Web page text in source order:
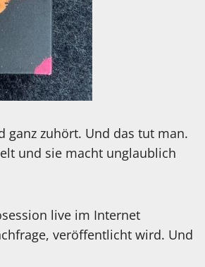
ganz zuhört. Und das tut man.
und sie macht unglaublich
live im Internet
veröffentlicht wird. Und